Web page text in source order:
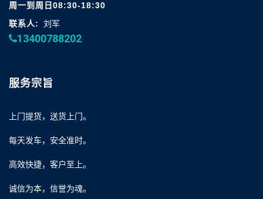
周一到周日08:30-18:30
联系人:
刘军
13400788202
服务宗旨
上门提货，送货上门。
每天发车，安全准时。
高效快捷，客户至上。
诚信为本，信誉为魂。